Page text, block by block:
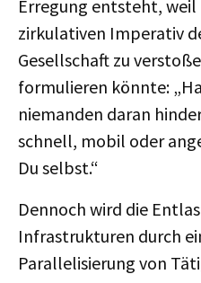
Erregung entsteht,
zirkulativen Imperativ
Gesellschaft zu
formulieren könnte:
niemanden daran
schnell, mobil oder
Du selbst.“
Dennoch wird die
Infrastrukturen durch
Parallelisierung von